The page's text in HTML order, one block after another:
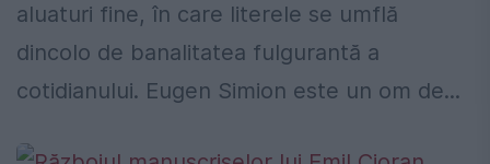
aluaturi fine, în care literele se umflă
dincolo de banalitatea fulgurantă a
cotidianului. Eugen Simion este un om de...